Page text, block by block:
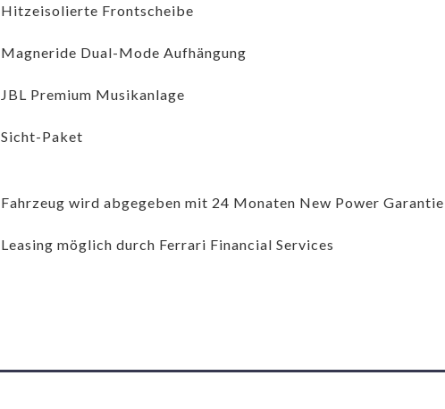
Hitzeisolierte Frontscheibe
Magneride Dual-Mode Aufhängung
JBL Premium Musikanlage
Sicht-Paket
Fahrzeug wird abgegeben mit 24 Monaten New Power Garantie
Leasing möglich durch Ferrari Financial Services